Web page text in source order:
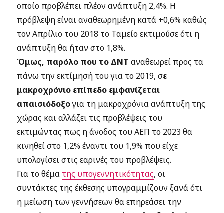
οποίο προβλέπει πλέον ανάπτυξη 2,4%. Η
πρόβλεψη είναι αναθεωρημένη κατά +0,6% καθώς
τον Απρίλιο του 2018 το Ταμείο εκτιμούσε ότι η
ανάπτυξη θα ήταν στο 1,8%.
Όμως, παρόλο που το ΔΝΤαναθεωρεί προς τα
πάνω την εκτίμησή του για το 2019, σε
μακροχρόνιο επίπεδο εμφανίζεται
απαισιόδοξογια τη μακροχρόνια ανάπτυξη της
χώρας και αλλάζει τις προβλέψεις του
εκτιμώντας πως η άνοδος του ΑΕΠ το 2023 θα
κινηθεί στο 1,2% έναντι του 1,9% που είχε
υπολογίσει στις εαρινές του προβλέψεις.
Για το θέμα της υπογεννητικότητας, οι
συντάκτες της έκθεσης υπογραμμίζουν ξανά ότι
η μείωση των γεννήσεων θα επηρεάσει την